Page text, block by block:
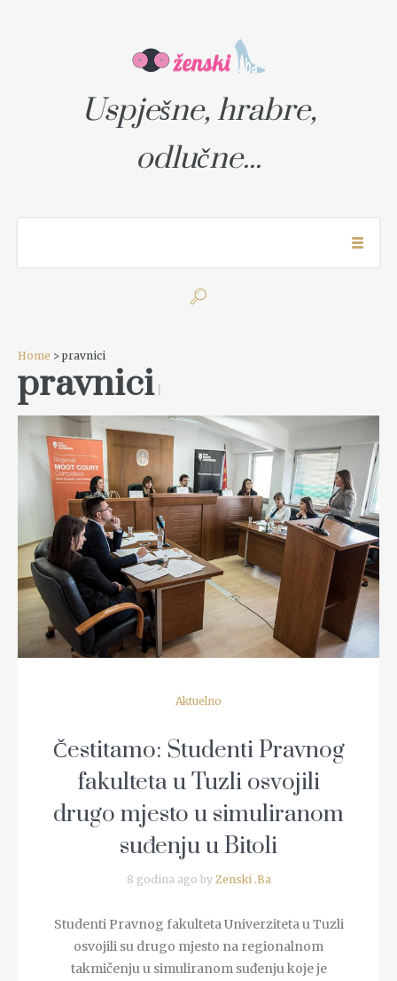
Uspješne, hrabre,
odlučne...
Home > pravnici
pravnici1
READ MORE
Aktuelno
Čestitamo: Studenti Pravnog
fakulteta u Tuzli osvojili
drugo mjesto u simuliranom
suđenju u Bitoli
8 godina ago by Zenski .Ba
Studenti Pravnog fakulteta Univerziteta u Tuzli
osvojili su drugo mjesto na regionalnom
takmičenju u simuliranom suđenju koje je